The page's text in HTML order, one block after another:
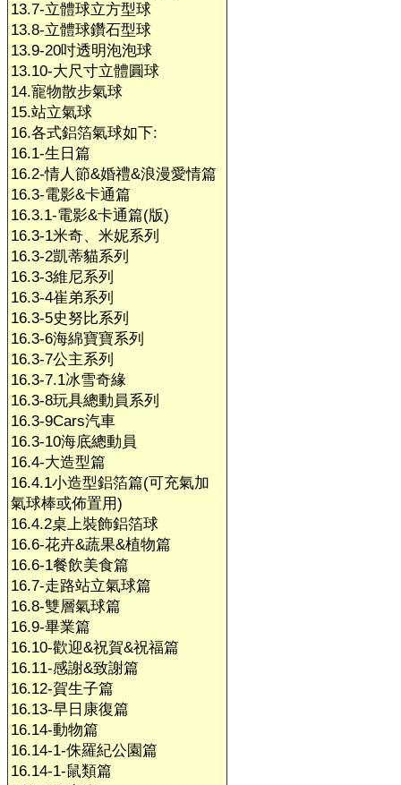
13.7-立體球立方型球
13.8-立體球鑽石型球
13.9-20吋透明泡泡球
13.10-大尺寸立體圓球
14.寵物散步氣球
15.站立氣球
16.各式鋁箔氣球如下:
16.1-生日篇
16.2-情人節&婚禮&浪漫愛情篇
16.3-電影&卡通篇
16.3.1-電影&卡通篇(版)
16.3-1米奇、米妮系列
16.3-2凱蒂貓系列
16.3-3維尼系列
16.3-4崔弟系列
16.3-5史努比系列
16.3-6海綿寶寶系列
16.3-7公主系列
16.3-7.1冰雪奇緣
16.3-8玩具總動員系列
16.3-9Cars汽車
16.3-10海底總動員
16.4-大造型篇
16.4.1小造型鋁箔篇(可充氣加
氣球棒或佈置用)
16.4.2桌上裝飾鋁箔球
16.6-花卉&蔬果&植物篇
16.6-1餐飲美食篇
16.7-走路站立氣球篇
16.8-雙層氣球篇
16.9-畢業篇
16.10-歡迎&祝賀&祝福篇
16.11-感謝&致謝篇
16.12-賀生子篇
16.13-早日康復篇
16.14-動物篇
16.14-1-侏羅紀公園篇
16.14-1-鼠類篇